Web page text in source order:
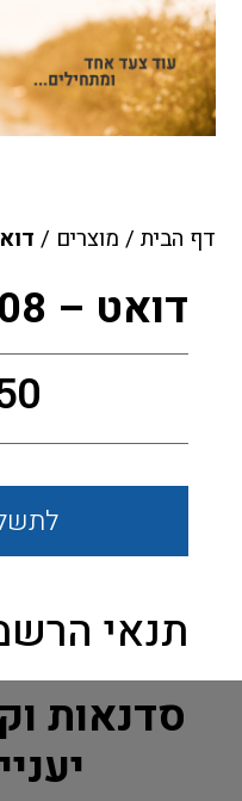
דף הבית / מוצרים / דואט
דואט – 16.08
תנאי
סדנאות